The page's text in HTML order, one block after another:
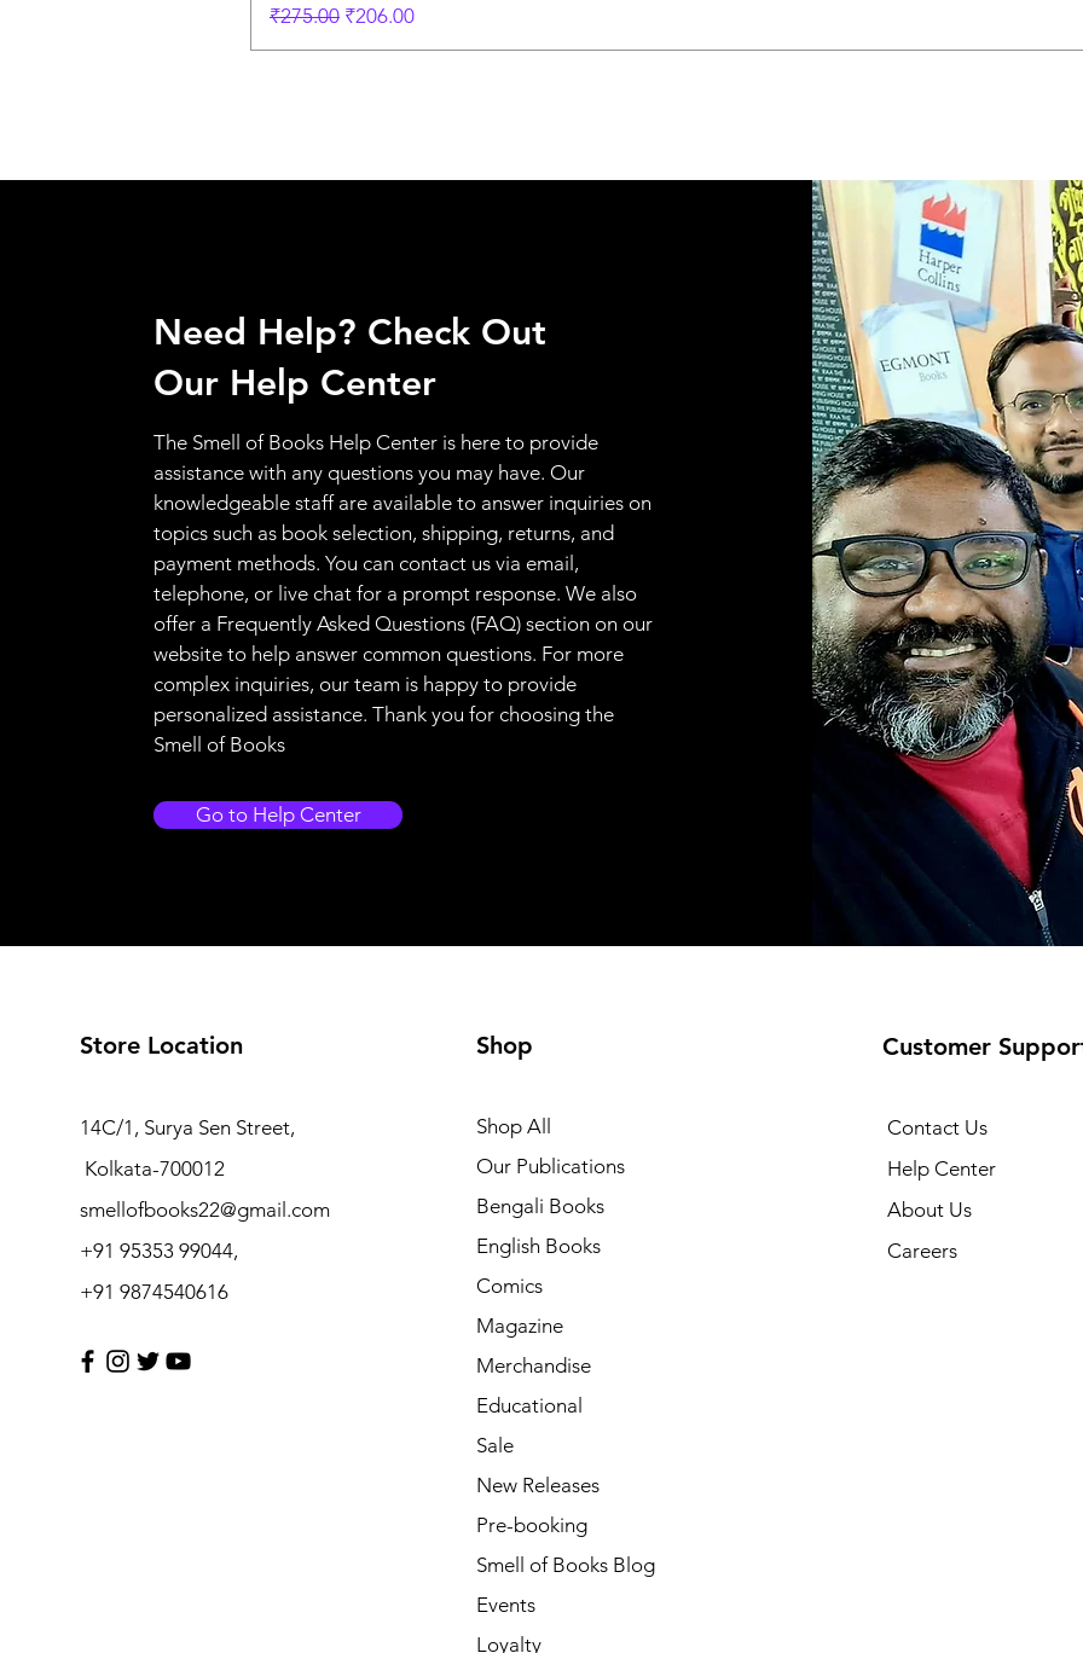
Regular Price
₹275.00 Sale Price
₹206.00
Need Help? Check Out
Our Help Center
The Smell of Books Help Center is here to provide
assistance with any questions you may have. Our
knowledgeable staff are available to answer inquiries on
topics such as book selection, shipping, returns, and
payment methods. You can contact us via email,
telephone, or live chat for a prompt response. We also
offer a Frequently Asked Questions (FAQ) section on our
website to help answer common questions. For more
complex inquiries, our team is happy to provide
personalized assistance. Thank you for choosing the
Smell of Books
Go to Help Center
Store Location
14C/1, Surya Sen Street,
Kolkata-700012
smellofbooks22@gmail.com
+91 95353 99044,
+91 9874540616
Shop
Shop All
Our Publications
Bengali Books
English Books
Comics
Magazine
Merchandise
Educational
Sale
New Releases
Pre-booking
Smell of Books Blog
Events
Loyalty
Customer
Contact Us
Help Center
About Us
Careers